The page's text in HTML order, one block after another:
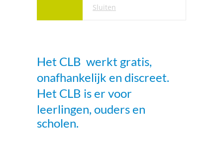
Sluiten
Het CLB werkt gratis,
onafhankelijk en discreet.
Het CLB is er voor
leerlingen, ouders en
scholen.